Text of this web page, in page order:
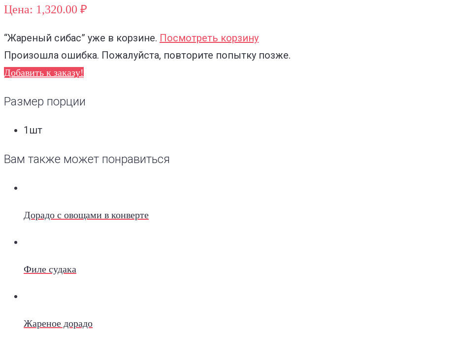
Цена: 1,320.00 ₽
“Жареный сибас” уже в корзине. Посмотреть корзину
Произошла ошибка. Пожалуйста, повторите попытку позже.
Добавить к заказу!
Размер порции
1шт
Вам также может понравиться
Дорадо с овощами в конверте
Филе судака
Жареное дорадо